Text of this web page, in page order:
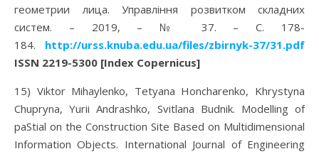
геометрии лица. Управління розвитком складних
систем. – 2019, – № 37. – С. 178-
184. http://urss.knuba.edu.ua/files/zbirnyk-37/31.pdf
ISSN 2219-5300 [Index Copernicus]
15) Viktor Mihaylenko, Tetyana Honcharenko, Khrystyna
Chupryna, Yurii Andrashko, Svitlana Budnik. Modelling of
paStial on the Construction Site Based on Multidimensional
Information Objects. International Journal of Engineering